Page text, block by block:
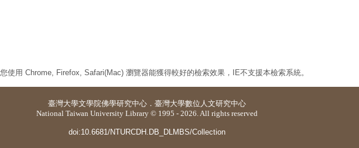
使用 Chrome, Firefox, Safari(Mac) 瀏覽器能獲得較好的檢索效果，IE不支援本檢索系統。
臺灣大學文學院佛學研究中心 ． 臺灣大學數位人文研究中心
National Taiwan University Library © 1995 - 2026. All rights reserved
doi:10.6681/NTURCDH.DB_DLMBS/Collection